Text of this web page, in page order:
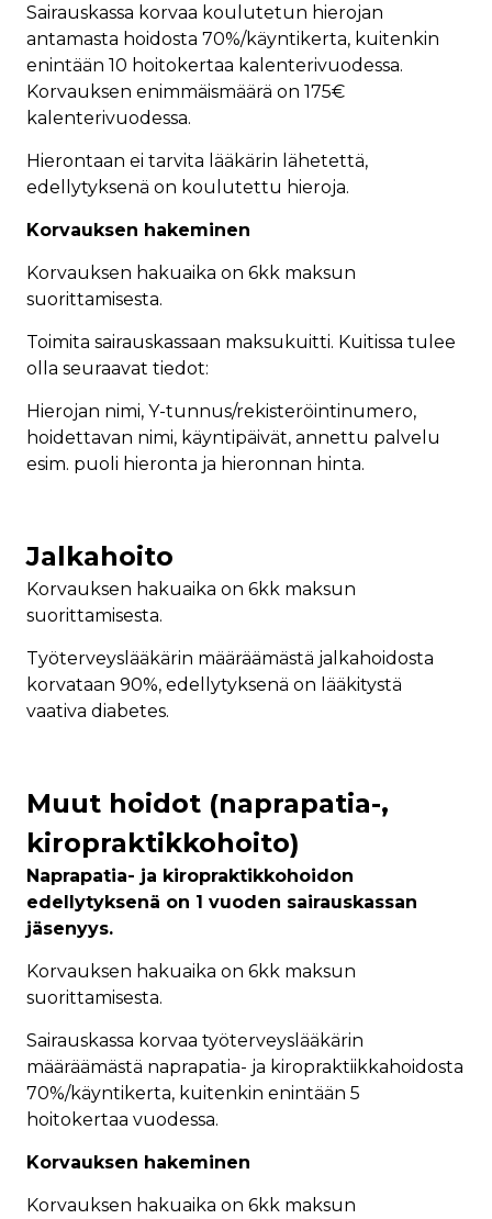
Sairauskassa korvaa koulutetun hierojan
antamasta hoidosta 70%/käyntikerta, kuitenkin
enintään 10 hoitokertaa kalenterivuodessa.
Korvauksen enimmäismäärä on 175€
kalenterivuodessa.
Hierontaan ei tarvita lääkärin lähetettä,
edellytyksenä on koulutettu hieroja.
Korvauksen hakeminen
Korvauksen hakuaika on 6kk maksun
suorittamisesta.
Toimita sairauskassaan maksukuitti. Kuitissa tulee
olla seuraavat tiedot:
Hierojan nimi, Y-tunnus/rekisteröintinumero,
hoidettavan nimi, käyntipäivät, annettu palvelu
esim. puoli hieronta ja hieronnan hinta.
Jalkahoito
Korvauksen hakuaika on 6kk maksun
suorittamisesta.
Työterveyslääkärin määräämästä jalkahoidosta
korvataan 90%, edellytyksenä on lääkitystä
vaativa diabetes.
Muut hoidot (naprapatia-,
kiropraktikkohoito)
Naprapatia- ja kiropraktikkohoidon
edellytyksenä on 1 vuoden sairauskassan
jäsenyys.
Korvauksen hakuaika on 6kk maksun
suorittamisesta.
Sairauskassa korvaa työterveyslääkärin
määräämästä naprapatia- ja kiropraktiikkahoidosta
70%/käyntikerta, kuitenkin enintään 5
hoitokertaa vuodessa.
Korvauksen hakeminen
Korvauksen hakuaika on 6kk maksun